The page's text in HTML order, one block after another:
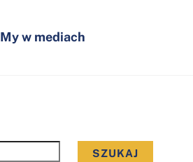
My w mediach
SZUKAJ